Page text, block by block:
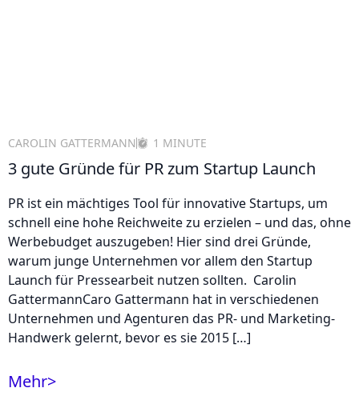
CAROLIN GATTERMANN 1 MINUTE
3 gute Gründe für PR zum Startup Launch
PR ist ein mächtiges Tool für innovative Startups, um
schnell eine hohe Reichweite zu erzielen – und das, ohne
Werbebudget auszugeben! Hier sind drei Gründe,
warum junge Unternehmen vor allem den Startup
Launch für Pressearbeit nutzen sollten. Carolin
GattermannCaro Gattermann hat in verschiedenen
Unternehmen und Agenturen das PR- und Marketing-
Handwerk gelernt, bevor es sie 2015 […]
Mehr>